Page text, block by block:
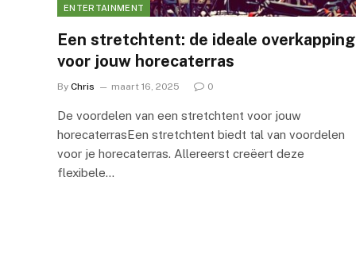
ENTERTAINMENT
Een stretchtent: de ideale overkapping
voor jouw horecaterras
By Chris maart 16, 2025 0
De voordelen van een stretchtent voor jouw
horecaterrasEen stretchtent biedt tal van voordelen
voor je horecaterras. Allereerst creëert deze
flexibele…